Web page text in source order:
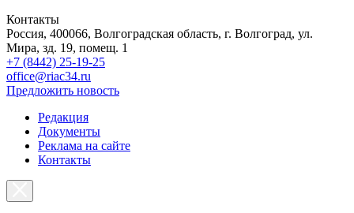
Контакты
Россия, 400066, Волгоградская область, г. Волгоград, ул.
Мира, зд. 19, помещ. 1
+7 (8442) 25-19-25
office@riac34.ru
Предложить новость
Редакция
Документы
Реклама на сайте
Контакты